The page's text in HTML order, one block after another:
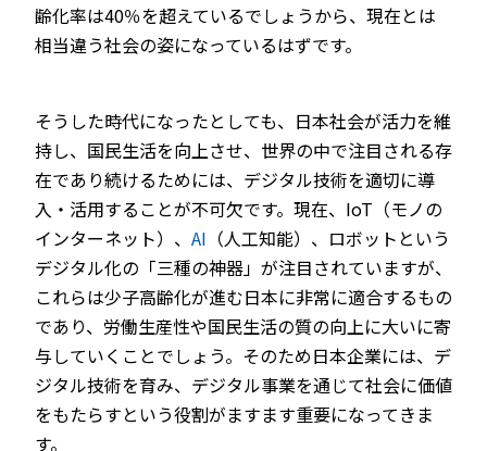
齢化率は40％を超えているでしょうから、現在とは
相当違う社会の姿になっているはずです。
そうした時代になったとしても、日本社会が活力を維
持し、国民生活を向上させ、世界の中で注目される存
在であり続けるためには、デジタル技術を適切に導
入・活用することが不可欠です。現在、IoT（モノの
インターネット）、 AI （人工知能）、ロボットという
デジタル化の「三種の神器」が注目されていますが、
これらは少子高齢化が進む日本に非常に適合するもの
であり、労働生産性や国民生活の質の向上に大いに寄
与していくことでしょう。そのため日本企業には、デ
ジタル技術を育み、デジタル事業を通じて社会に価値
をもたらすという役割がますます重要になってきま
す。